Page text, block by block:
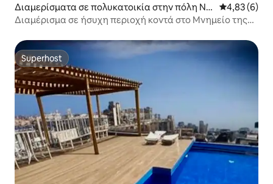
Διαμερίσματα σε πολυκατοικία στην πόλη Nd
akhar
Μέση
4,83 (6)
Διαμέρισμα σε ήσυχη περιοχή κοντά στο Μνημείο της
Superhost
Superhost